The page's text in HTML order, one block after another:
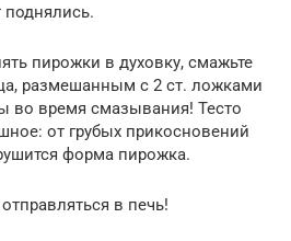
поднялись.
пирожки в духовку, смажьте
размешанным с 2 ст. ложками
во время смазывания! Тесто
от грубых прикосновений
форма пирожка.
в печь!